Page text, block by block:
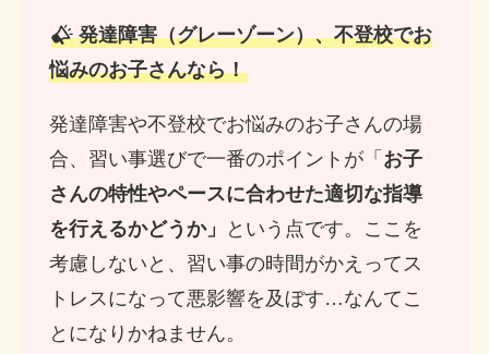
発達障害（グレーゾーン）、不登校でお
悩みのお子さんなら！
発達障害や不登校でお悩みのお子さんの場
合、習い事選びで一番のポイントが「 お子
さんの特性やペースに合わせた適切な指導
を行えるかどうか」
という点です。ここを
考慮しないと、習い事の時間がかえってス
トレスになって悪影響を及ぼす…なんてこ
とになりかねません。